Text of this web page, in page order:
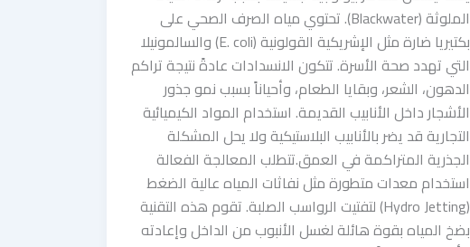
الملوثة (Blackwater). تحتوي مياه الصرف الصحي على
بكتيريا ضارة مثل الإشريكية القولونية (E. coli) والسالمونيلا
التي تهدد صحة الأسرة. تتكون الانسدادات عادةً نتيجة تراكم
الدهون، الشعر، وبقايا الطعام، وأحياناً بسبب نمو جذور
الأشجار داخل الأنابيب القديمة. استخدام المواد الكيميائية
التجارية قد يضر بالأنابيب البلاستيكية ولا يحل المشكلة
الجذرية المتراكمة في العمق.تتطلب المعالجة الفعالة
استخدام معدات متطورة مثل نفاثات المياه عالية الضغط
(Hydro Jetting) لتفتيت الرواسب الصلبة. تقوم هذه التقنية
بضخ المياه بقوة هائلة لغسل الأنبوب من الداخل وإعادته